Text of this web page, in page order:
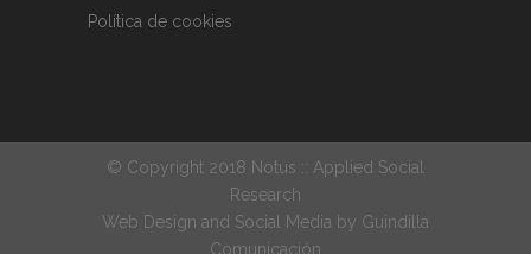
Política de cookies
© Copyright 2018 Notus :: Applied Social
Research
Web Design and Social Media by Guindilla
Comunicación